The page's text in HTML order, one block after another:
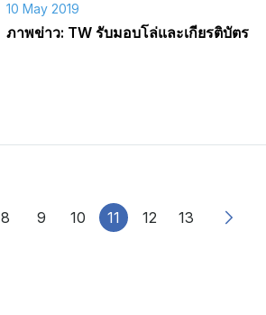
10 May 2019
ภาพข่าว: TW รับมอบโล่และเกียรติบัตร
8 9 10 11 12 13